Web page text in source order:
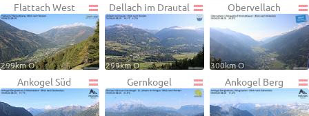
Flattach West
299km O
Dellach im Drautal
299km O
Obervellach
300km O
Ankogel Süd Gernkogel Ankogel Berg